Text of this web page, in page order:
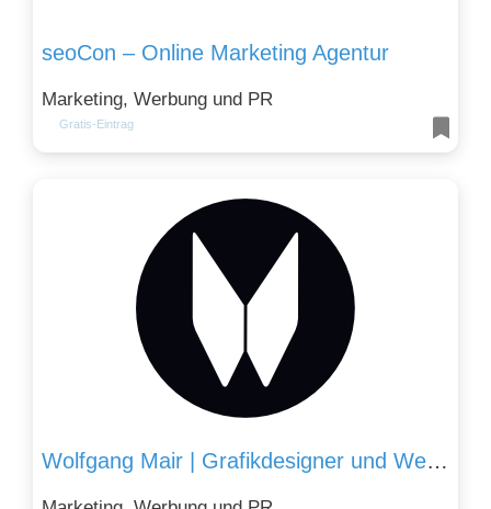
seoCon – Online Marketing Agentur
Marketing, Werbung und PR
Gratis-Eintrag
Wolfgang Mair | Grafikdesigner und Webdesigner